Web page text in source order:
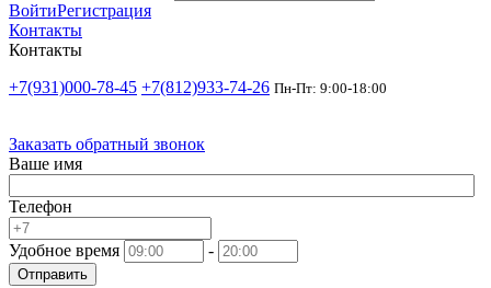
ВойтиРегистрация
Контакты
Контакты
+7(931)000-78-45 +7(812)933-74-26 Пн-Пт: 9:00-18:00
Заказать обратный звонок
Ваше имя
Телефон
Удобное время -
Отправить